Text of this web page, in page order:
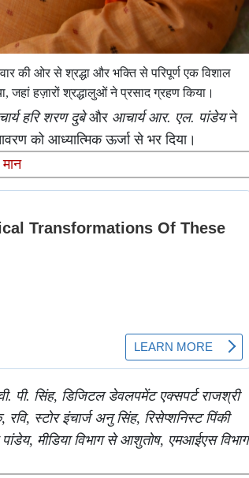
की ओर से श्रद्धा और भक्ति से परिपूर्ण एक विशाल
हज़ारों श्रद्धालुओं ने प्रसाद ग्रहण किया।
हरि शरण दुबेऔर आचार्य आर. एल. पांडेयने
को आध्यात्मिक ऊर्जा से भर दिया।
पी. सिंह, डिजिटल डेवलपमेंट एक्सपर्ट राजश्री
, रवि, स्टोर इंचार्ज अनु सिंह, रिसेप्शनिस्ट पिंकी
, मीडिया विभाग से आशुतोष, एमआईएस विभाग